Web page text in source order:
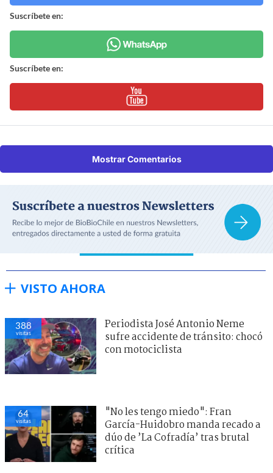
Suscríbete en:
Suscríbete en:
Mostrar Comentarios
VISTO AHORA
388
visitas
Periodista José Antonio Neme
sufre accidente de tránsito: chocó
con motociclista
64
visitas
"No les tengo miedo": Fran
García-Huidobro manda recado a
dúo de ’La Cofradía’ tras brutal
crítica